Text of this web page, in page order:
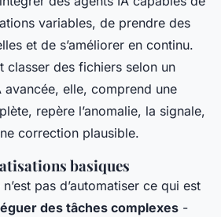
variables, de prendre des
et de s’améliorer en continu.
classer des fichiers selon un
avancée, elle, comprend une
repère l’anomalie, la signale,
correction plausible.
basiques
pas d’automatiser ce qui est
des tâches complexes -